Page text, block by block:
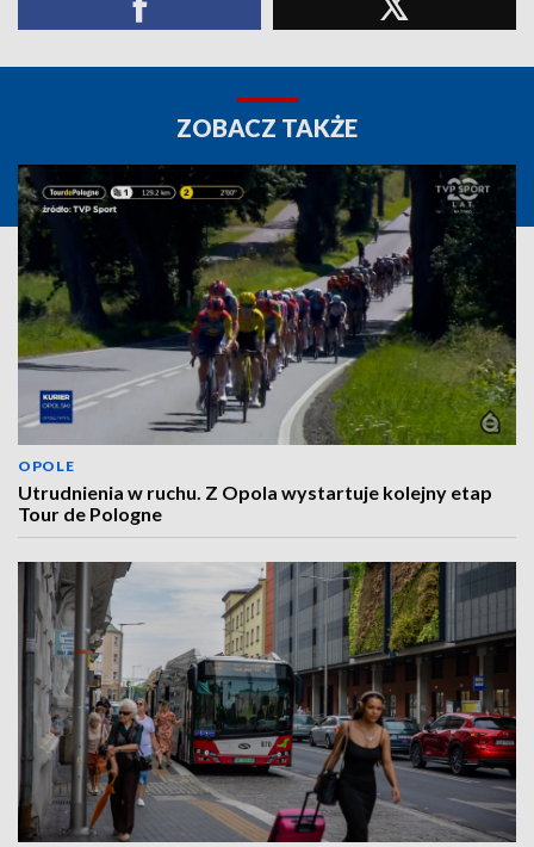
ZOBACZ TAKŻE
OPOLE
Utrudnienia w ruchu. Z Opola wystartuje kolejny etap
Tour de Pologne